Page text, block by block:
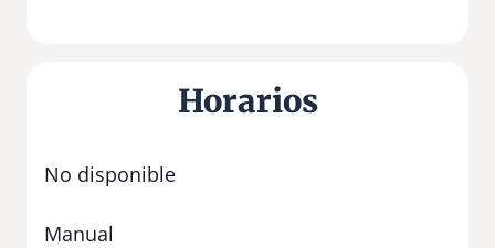
Horarios
No disponible
Manual